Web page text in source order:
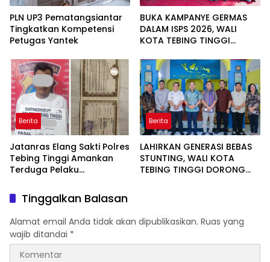
PLN UP3 Pematangsiantar
Tingkatkan Kompetensi
Petugas Yantek
BUKA KAMPANYE GERMAS
DALAM ISPS 2026, WALI
KOTA TEBING TINGGI
STUNTING
Berita
Jatanras Elang Sakti Polres
Tebing Tinggi Amankan
Terduga Pelaku
Motor
Berita
LAHIRKAN GENERASI BEBAS
STUNTING, WALI KOTA
TEBING TINGGI DORONG
Tinggalkan Balasan
Alamat email Anda tidak akan dipublikasikan. Ruas yang
wajib ditandai *